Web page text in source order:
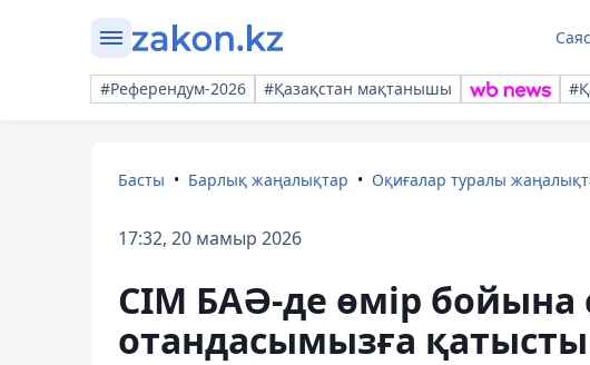
#Референдум-2026 #Қазақстан мақтанышы
Басты Барлық жаңалықтар Оқиғалар туралы
17:32, 20 мамыр 2026
СІМ БАӘ-де өмір бойына
отандасымызға қатысты